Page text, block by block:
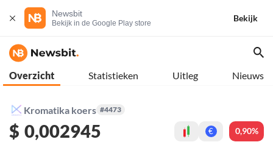
Newsbit
Bekijk in de Google Play store
Bekijk
Overzicht Statistieken Uitleg Nieuws
Kromatika koers #4473
$ 0,002945 € 0,90%